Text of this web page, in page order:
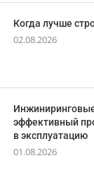
Когда лучше
02.08.2026
Инжиниринговые
эффективный
в эксплуатацию
01.08.2026